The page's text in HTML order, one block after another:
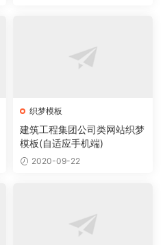
织梦模板
建筑工程集团公司类网站织梦
模板(自适应手机端)
2020-09-22